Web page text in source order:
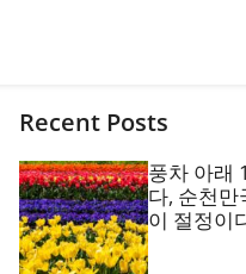
Recent Posts
풍차 아래
다, 순천
이 절정이